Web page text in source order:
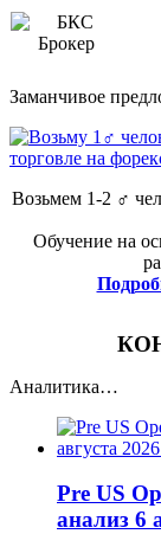
Заманчивое
Возьмем 1-2 ‍♂️
Обучение на
Аналитика…
Pre US
анализ 6